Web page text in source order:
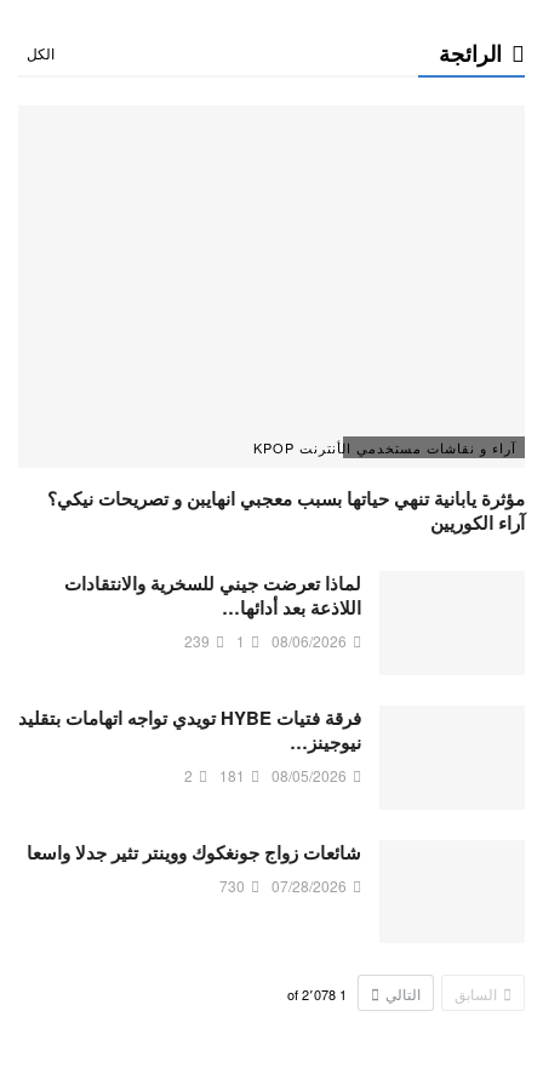
الرائجة الكل
آراء و نقاشات مستخدمي الأنترنت KPOP
مؤثرة يابانية تنهي حياتها بسبب معجبي انهايبن و تصريحات نيكي؟
آراء الكوريين
لماذا تعرضت جيني للسخرية والانتقادات
اللاذعة بعد أدائها…
08/06/2026
1
239
فرقة فتيات HYBE تويدي تواجه اتهامات بتقليد
نيوجينز…
08/05/2026
181
2
شائعات زواج جونغكوك ووينتر تثير جدلا واسعا
07/28/2026
730
السابق التالي 1 2٬078